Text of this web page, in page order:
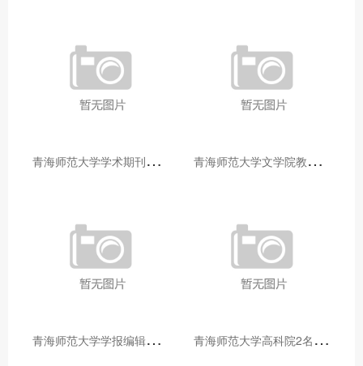
青
海师范大学学术期刊两个专栏入选2025年青海省期刊重点专栏 青
海师范大学文学院教师赴山东省相关高校和学术机构交流学习
青
海师范大学学报编辑部赴大通县城关镇上毛佰胜村开展帮扶慰问活动 青
海师范大学高科院2名专家当选中国科学院院士